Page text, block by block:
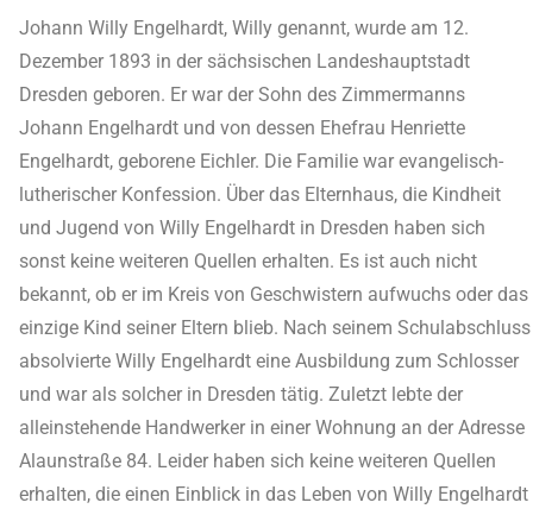
Johann Willy Engelhardt, Willy genannt, wurde am 12.
Dezember 1893 in der sächsischen Landeshauptstadt
Dresden geboren. Er war der Sohn des Zimmermanns
Johann Engelhardt und von dessen Ehefrau Henriette
Engelhardt, geborene Eichler. Die Familie war evangelisch-
lutherischer Konfession. Über das Elternhaus, die Kindheit
und Jugend von Willy Engelhardt in Dresden haben sich
sonst keine weiteren Quellen erhalten. Es ist auch nicht
bekannt, ob er im Kreis von Geschwistern aufwuchs oder das
einzige Kind seiner Eltern blieb. Nach seinem Schulabschluss
absolvierte Willy Engelhardt eine Ausbildung zum Schlosser
und war als solcher in Dresden tätig. Zuletzt lebte der
alleinstehende Handwerker in einer Wohnung an der Adresse
Alaunstraße 84. Leider haben sich keine weiteren Quellen
erhalten, die einen Einblick in das Leben von Willy Engelhardt